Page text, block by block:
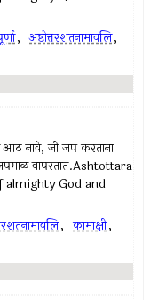
, अष्टोत्तरशतनामावलि,
आठ नावे, जी जप करताना
जपमाळ वापरतात.Ashtottara
almighty God and
, कामाक्षी,